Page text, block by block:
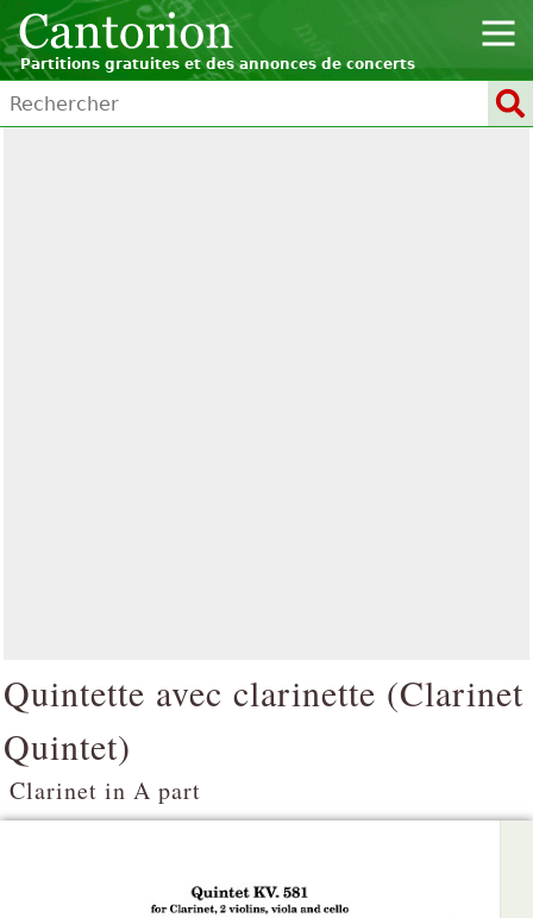
Partitions gratuites et des annonces de concerts
Quintette avec clarinette (Clarinet
Quintet)
Clarinet in A part